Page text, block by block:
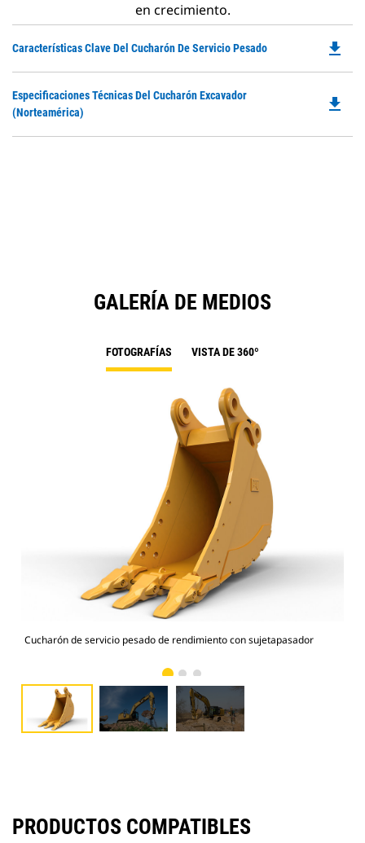
en crecimiento.
Características Clave Del Cucharón De Servicio Pesado file_download
Especificaciones Técnicas Del Cucharón Excavador
(Norteamérica)
file_download
GALERÍA DE MEDIOS
FOTOGRAFÍAS VISTA DE 360º
Cucharón de servicio pesado de rendimiento con sujetapasador
PRODUCTOS COMPATIBLES